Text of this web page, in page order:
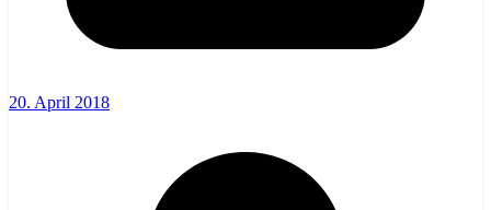
20. April 2018